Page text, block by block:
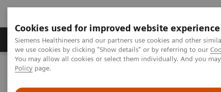
Cookies used for improved website experience
Siemens Healthineers and our partners use cookies and other
we use cookies by clicking "Show details" or by referring to our
You may allow all cookies or select them individually. And you
Policy page.
Productos y servicios Especialidades Clínicas
Siemens Healthineers Latinoamérica